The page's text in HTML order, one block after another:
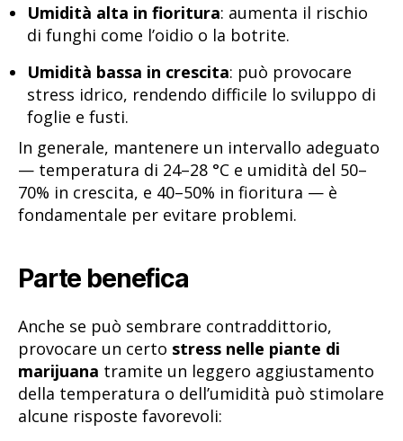
Umidità alta in fioritura: aumenta il rischio
di funghi come l’oidio o la botrite.
Umidità bassa in crescita: può provocare
stress idrico, rendendo difficile lo sviluppo di
foglie e fusti.
In generale, mantenere un intervallo adeguato
— temperatura di 24–28 °C e umidità del 50–
70% in crescita, e 40–50% in fioritura — è
fondamentale per evitare problemi.
Parte benefica
Anche se può sembrare contraddittorio,
provocare un certo stress nelle piante di
marijuana tramite un leggero aggiustamento
della temperatura o dell’umidità può stimolare
alcune risposte favorevoli: